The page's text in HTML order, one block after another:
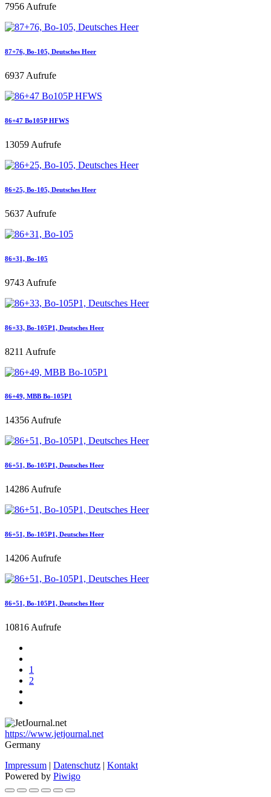
7956 Aufrufe
87+76, Bo-105, Deutsches Heer
6937 Aufrufe
86+47 Bo105P HFWS
13059 Aufrufe
86+25, Bo-105, Deutsches Heer
5637 Aufrufe
86+31, Bo-105
9743 Aufrufe
86+33, Bo-105P1, Deutsches Heer
8211 Aufrufe
86+49, MBB Bo-105P1
14356 Aufrufe
86+51, Bo-105P1, Deutsches Heer
14286 Aufrufe
86+51, Bo-105P1, Deutsches Heer
14206 Aufrufe
86+51, Bo-105P1, Deutsches Heer
10816 Aufrufe
1
2
https://www.jetjournal.net
Germany
Impressum | Datenschutz | Kontakt
Powered by Piwigo